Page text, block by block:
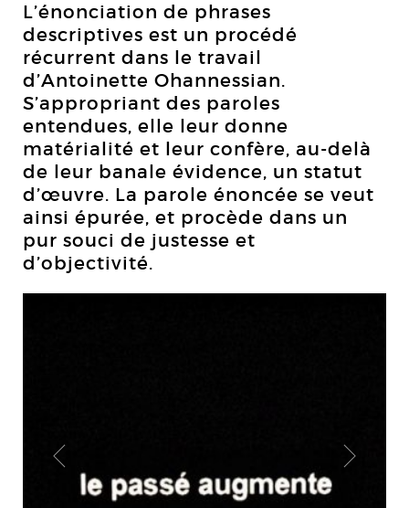
L’énonciation de phrases
descriptives est un procédé
récurrent dans le travail
d’Antoinette Ohannessian.
S’appropriant des paroles
entendues, elle leur donne
matérialité et leur confère, au-delà
de leur banale évidence, un statut
d’œuvre. La parole énoncée se veut
ainsi épurée, et procède dans un
pur souci de justesse et
d’objectivité.